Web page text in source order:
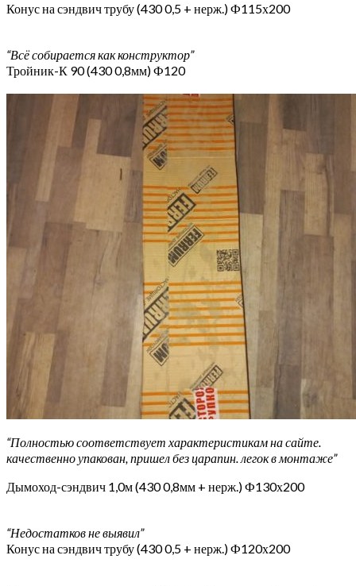
Конус на сэндвич трубу (430 0,5 + нерж.) Ф115х200
“Всё собирается как конструктор”
Тройник-К 90 (430 0,8мм) Ф120
“Полностью соответствует характеристикам на сайте.
качественно упакован, пришел без царапин. легок в монтаже”
Дымоход-сэндвич 1,0м (430 0,8мм + нерж.) Ф130х200
“Недостатков не выявил”
Конус на сэндвич трубу (430 0,5 + нерж.) Ф120х200